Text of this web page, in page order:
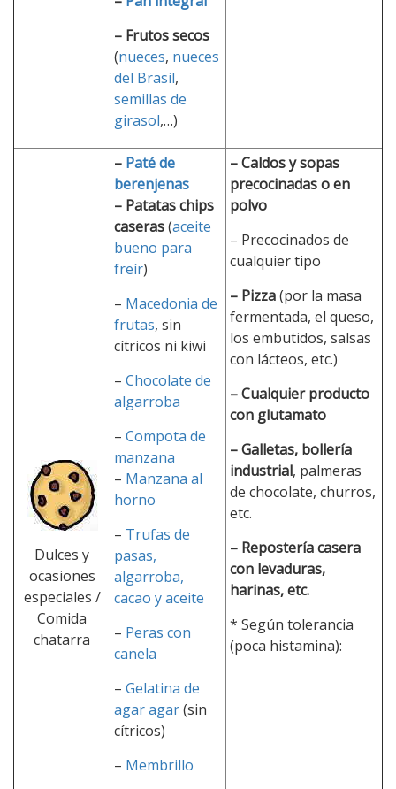
– Frutos secos
(nueces, nueces
del Brasil,
semillas de
girasol,…)
Dulces y
ocasiones
especiales /
Comida
chatarra
– Paté de
berenjenas
– Patatas chips
caseras(aceite
bueno para
freír)
– Macedonia de
frutas, sin
cítricos ni kiwi
– Chocolate de
algarroba
– Compota de
manzana
– Manzana al
horno
– Trufas de
pasas,
algarroba,
cacao y aceite
– Peras con
canela
– Gelatina de
agar agar(sin
cítricos)
– Membrillo
– Caldos y sopas
precocinadas o en
polvo
– Precocinados de
cualquier tipo
– Pizza(por la masa
fermentada, el queso,
los embutidos, salsas
con lácteos, etc.)
– Cualquier producto
con glutamato
– Galletas, bollería
industrial, palmeras
de chocolate, churros,
etc.
– Repostería casera
con levaduras,
harinas, etc.
* Según tolerancia
(poca histamina):